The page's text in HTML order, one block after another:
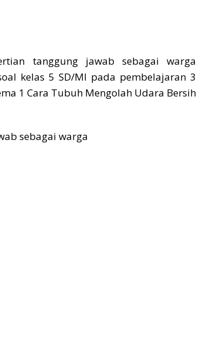
tanggung jawab sebagai warga
kelas 5 SD/MI pada pembelajaran 3
1 Cara Tubuh Mengolah Udara Bersih